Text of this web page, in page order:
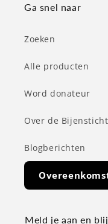
Ga snel naar
Zoeken
Alle producten
Word donateur
Over de
Blogberichten
Meld je aan en